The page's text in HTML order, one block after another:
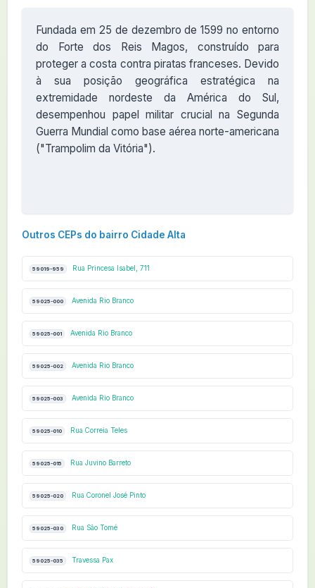
Fundada em 25 de dezembro de 1599 no entorno
do Forte dos Reis Magos, construído para
proteger a costa contra piratas franceses. Devido
à sua posição geográfica estratégica na
extremidade nordeste da América do Sul,
desempenhou papel militar crucial na Segunda
Guerra Mundial como base aérea norte-americana
("Trampolim da Vitória").
Outros CEPs do bairro Cidade Alta
59019-959 Rua Princesa Isabel, 711
59025-000 Avenida Rio Branco
59025-001 Avenida Rio Branco
59025-002 Avenida Rio Branco
59025-003 Avenida Rio Branco
59025-010 Rua Correia Teles
59025-015 Rua Juvino Barreto
59025-020 Rua Coronel José Pinto
59025-030 Rua São Tomé
59025-035 Travessa Pax